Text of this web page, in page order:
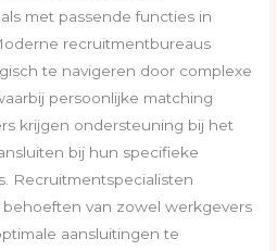
met passende functies in
recruitmentbureaus
te navigeren door complexe
persoonlijke matching
krijgen ondersteuning bij het
bij hun specifieke
Recruitmentspecialisten
van zowel werkgevers
aansluitingen te